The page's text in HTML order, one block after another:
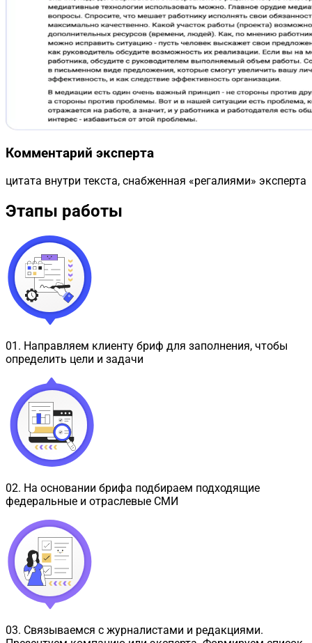
Комментарий эксперта
цитата внутри текста, снабженная «регалиями» эксперта
Этапы работы
01 . Направляем клиенту бриф для заполнения, чтобы
определить цели и задачи
02. На основании брифа подбираем подходящие
федеральные и отраслевые СМИ
03. Связываемся с журналистами и редакциями.